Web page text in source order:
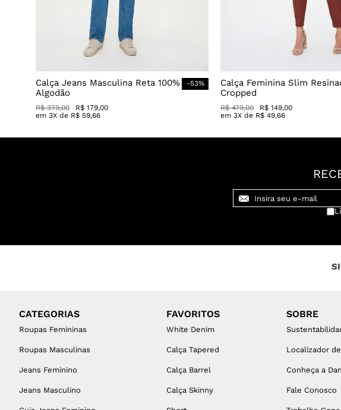
Calça Jeans Masculina Reta 100%
Algodão
-53%
R$ 379,00 R$ 179,00
em 3X de R$ 59,66
Calça Feminina Slim
Cropped
R$ 479,00 R$ 149,00
em 3X de R$ 49,66
CATEGORIAS
Roupas Femininas
Roupas Masculinas
Jeans Feminino
Jeans Masculino
FAVORITOS
White Denim
Calça Tapered
Calça Barrel
Calça Skinny
SOBRE
Localizador
Conheça a
Fale Conosco